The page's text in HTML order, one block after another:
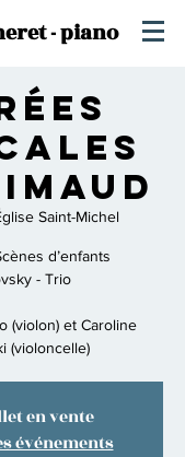
- piano
Saint-Michel
d’enfants
- Trio
(violon) et Caroline
(violoncelle)
en vente
événements